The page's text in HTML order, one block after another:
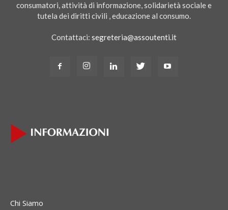
consumatori, attività di informazione, solidarietà sociale e
tutela dei diritti civili , educazione al consumo.
Contattaci: segreteria@assoutenti.it
Chi Siamo